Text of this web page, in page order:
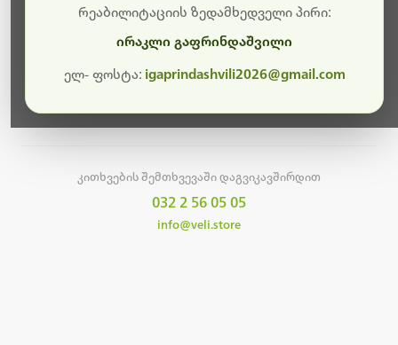
კითხვების შემთხვევაში დაგვიკავშირდით
032 2 56 05 05
info@veli.store
რეაბილიტაციის ზედამხედველი პირი:
ირაკლი გაფრინდაშვილი
ელ- ფოსტა: igaprindashvili2026@gmail.com